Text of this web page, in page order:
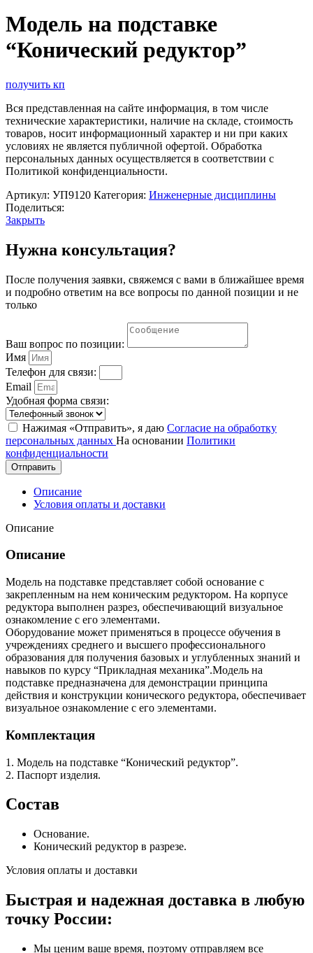
Модель на подставке
“Конический редуктор”
получить кп
Вся представленная на сайте информация, в том числе
технические характеристики, наличие на складе, стоимость
товаров, носит информационный характер и ни при каких
условиях не является публичной офертой. Обработка
персональных данных осуществляется в соответствии с
Политикой конфиденциальности.
Артикул: УП9120 Категория: Инженерные дисциплины
Поделиться:
Закрыть
Нужна консультация?
После получения заявки, свяжемся с вами в ближайшее время
и подробно ответим на все вопросы по данной позиции и не
только
Ваш вопрос по позиции:
Имя
Телефон для связи:
Email
Удобная форма связи:
Нажимая «Отправить», я даю Согласие на обработку
персональных данных На основании Политики
конфиденциальности
Отправить
Описание
Условия оплаты и доставки
Описание
Описание
Модель на подставке представляет собой основание с
закрепленным на нем коническим редуктором. На корпусе
редуктора выполнен разрез, обеспечивающий визуальное
ознакомление с его элементами.
Оборудование может применяться в процессе обучения в
учреждениях среднего и высшего профессионального
образования для получения базовых и углубленных знаний и
навыков по курсу “Прикладная механика”.Модель на
подставке предназначена для демонстрации принципа
действия и конструкции конического редуктора, обеспечивает
визуальное ознакомление с его элементами.
Комплектация
1. Модель на подставке “Конический редуктор”.
2. Паспорт изделия.
Состав
Основание.
Конический редуктор в разрезе.
Условия оплаты и доставки
Быстрая и надежная доставка в любую
точку России:
Мы ценим ваше время, поэтому отправляем все